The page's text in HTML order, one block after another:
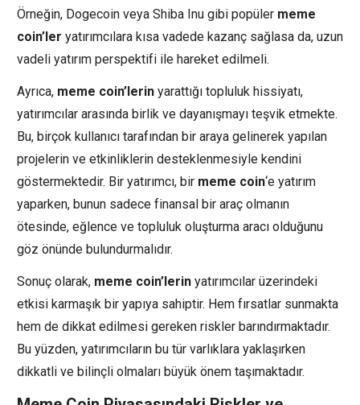
Örneğin, Dogecoin veya Shiba Inu gibi popüler meme
coin’ler yatırımcılara kısa vadede kazanç sağlasa da, uzun
vadeli yatırım perspektifi ile hareket edilmeli.
Ayrıca, meme coin’lerin yarattığı topluluk hissiyatı,
yatırımcılar arasında birlik ve dayanışmayı teşvik etmekte.
Bu, birçok kullanıcı tarafından bir araya gelinerek yapılan
projelerin ve etkinliklerin desteklenmesiyle kendini
göstermektedir. Bir yatırımcı, bir meme coin‘e yatırım
yaparken, bunun sadece finansal bir araç olmanın
ötesinde, eğlence ve topluluk oluşturma aracı olduğunu
göz önünde bulundurmalıdır.
Sonuç olarak, meme coin’lerin yatırımcılar üzerindeki
etkisi karmaşık bir yapıya sahiptir. Hem fırsatlar sunmakta
hem de dikkat edilmesi gereken riskler barındırmaktadır.
Bu yüzden, yatırımcıların bu tür varlıklara yaklaşırken
dikkatli ve bilinçli olmaları büyük önem taşımaktadır.